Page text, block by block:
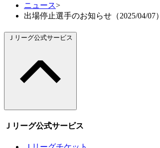
ニュース>
出場停止選手のお知らせ（2025/04/07）
Ｊリーグ公式サービス
Ｊリーグ公式サービス